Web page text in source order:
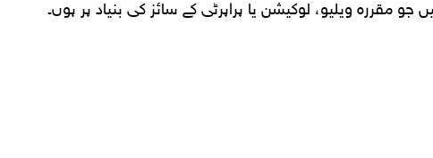
مقررہ ویلیو، لوکیشن یا پراپرٹی کے سائز کی بنیاد پر ہوں۔